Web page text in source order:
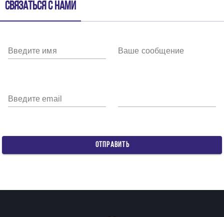
Связаться с нами
Введите имя
Введите email
Ваше сообщение
ОТПРАВИТЬ